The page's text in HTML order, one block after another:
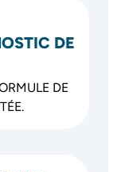
DE
DE